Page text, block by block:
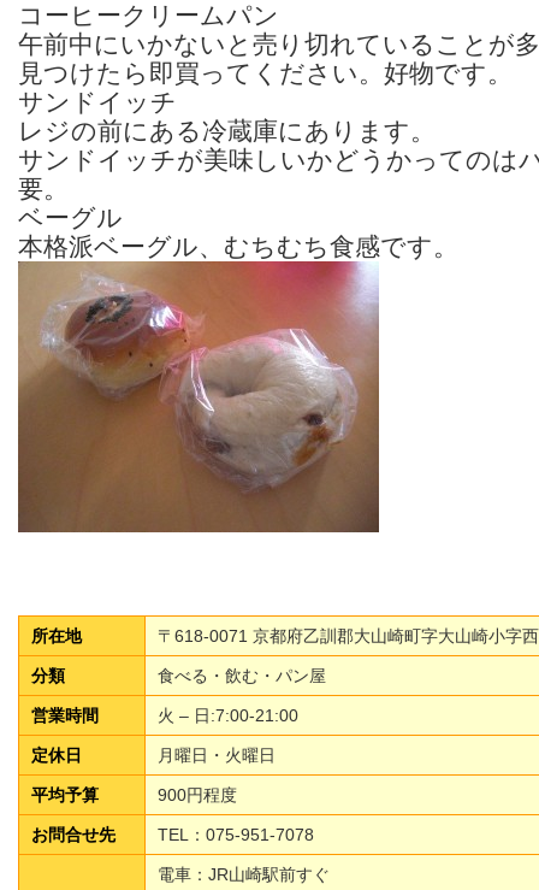
コーヒークリームパン
午前中にいかないと売り切れていることが
見つけたら即買ってください。好物です。
サンドイッチ
レジの前にある冷蔵庫にあります。
サンドイッチが美味しいかどうかってのは
要。
ベーグル
本格派ベーグル、むちむち食感です。
所在地 〒618-0071 京都府乙訓郡大山崎町字大山崎小字
分類 食べる・飲む・パン屋
営業時間 火 – 日:7:00-21:00
定休日 月曜日・火曜日
平均予算 900円程度
お問合せ先 TEL：075-951-7078
電車：JR山崎駅前すぐ